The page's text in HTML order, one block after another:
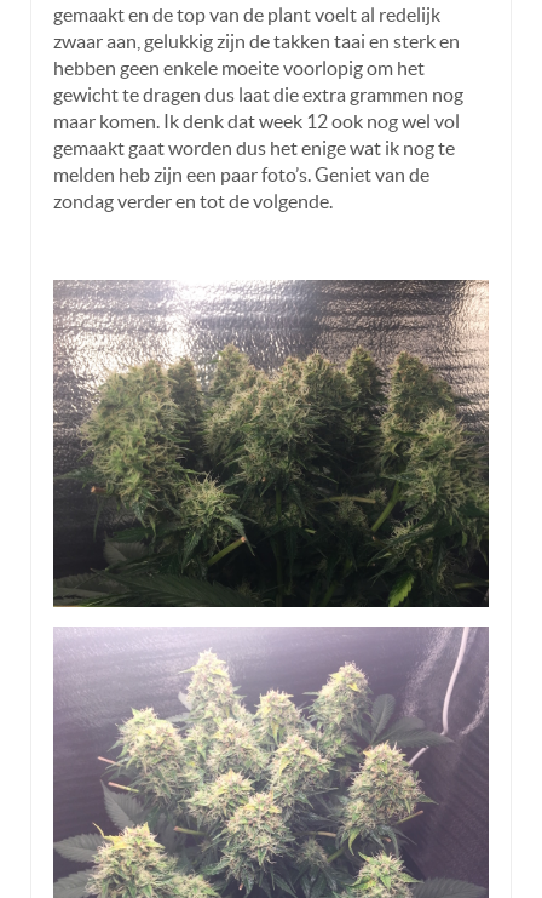
gemaakt en de top van de plant voelt al redelijk
zwaar aan, gelukkig zijn de takken taai en sterk en
hebben geen enkele moeite voorlopig om het
gewicht te dragen dus laat die extra grammen nog
maar komen. Ik denk dat week 12 ook nog wel vol
gemaakt gaat worden dus het enige wat ik nog te
melden heb zijn een paar foto’s. Geniet van de
zondag verder en tot de volgende.